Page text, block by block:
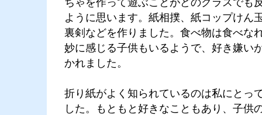
ちゃを作って遊ぶことがどのクラスでも
ように思います。紙相撲、紙コップけん
裏剣などを作りました。食べ物は食べな
妙に感じる子供もいるようで、好き嫌い
かれました。
折り紙がよく知られているのは私にとっ
した。もともと好きなこともあり、子供